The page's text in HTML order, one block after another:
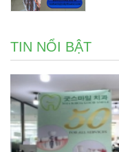
TIN NỔI BẬT